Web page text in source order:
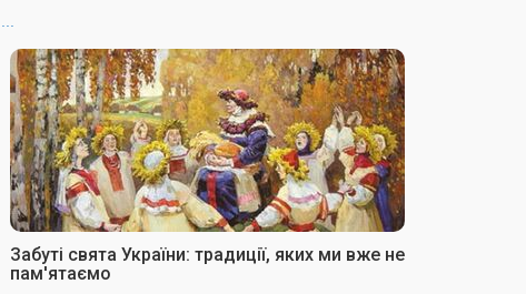
...
Забуті свята України: традиції, яких ми вже не
пам'ятаємо